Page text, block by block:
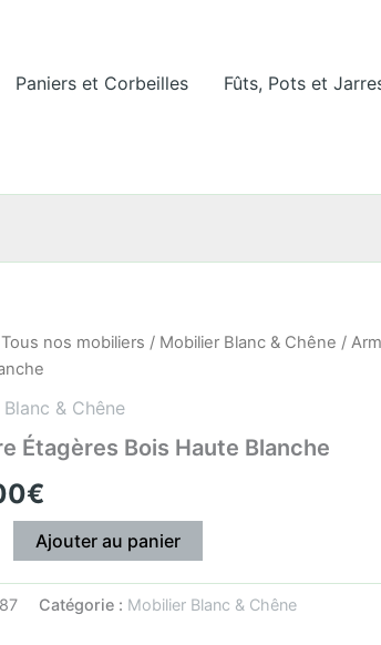
Paniers et Corbeilles
Fûts, Pots et
Tous nos mobiliers / Mobilier Blanc & Chêne /
& Chêne
Étagères Bois Haute Blanche
€
Ajouter au panier
Catégorie : Mobilier Blanc & Chêne